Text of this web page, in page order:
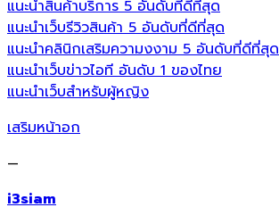
แนะนำสินค้าบริการ 5 อันดับที่ดีที่สุด
แนะนำเว็บรีวิวสินค้า 5 อันดับที่ดีที่สุด
แนะนำคลินิกเสริมความงงาม 5 อันดับที่ดีที่สุด
แนะนำเว็บข่าวไอที อันดับ 1 ของไทย
แนะนำเว็บสำหรับผู้หญิง
เสริมหน้าอก
—
i3siam